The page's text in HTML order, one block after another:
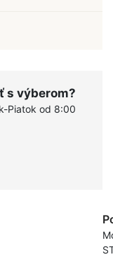
s výberom?
Piatok od 8:00